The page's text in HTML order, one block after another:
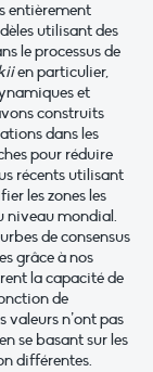
entièrement
utilisant des
le processus de
en particulier,
et
construits
dans les
pour réduire
récents utilisant
les zones les
niveau mondial.
de consensus
grâce à nos
la capacité de
de
valeurs n’ont pas
se basant sur les
différentes.